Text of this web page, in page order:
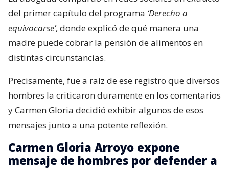
del primer capítulo del programa ‘Derecho a
equivocarse’, donde explicó de qué manera una
madre puede cobrar la pensión de alimentos en
distintas circunstancias.
Precisamente, fue a raíz de ese registro que diversos
hombres la criticaron duramente en los comentarios
y Carmen Gloria decidió exhibir algunos de esos
mensajes junto a una potente reflexión.
Carmen Gloria Arroyo expone
mensaje de hombres por defender a